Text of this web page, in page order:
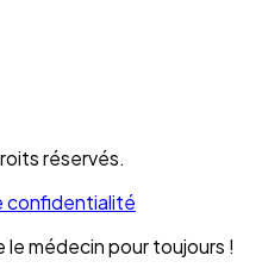
réservés.
confidentialité
le médecin pour toujours !